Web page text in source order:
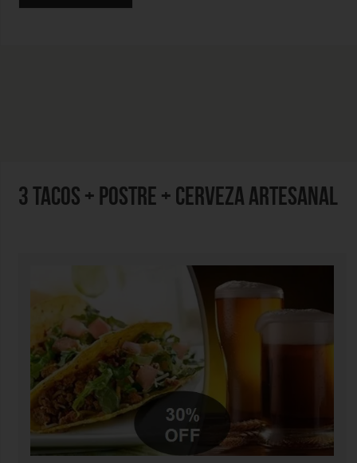
3 TACOS + POSTRE + CERVEZA ARTESANAL